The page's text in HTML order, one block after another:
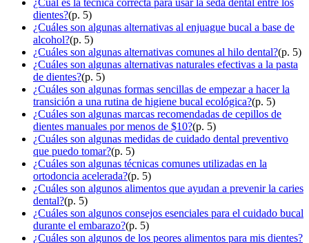
¿Cuál es la técnica correcta para usar la seda dental entre los
dientes?(p. 5)
¿Cuáles son algunas alternativas al enjuague bucal a base de
alcohol?(p. 5)
¿Cuáles son algunas alternativas comunes al hilo dental?(p. 5)
¿Cuáles son algunas alternativas naturales efectivas a la pasta
de dientes?(p. 5)
¿Cuáles son algunas formas sencillas de empezar a hacer la
transición a una rutina de higiene bucal ecológica?(p. 5)
¿Cuáles son algunas marcas recomendadas de cepillos de
dientes manuales por menos de $10?(p. 5)
¿Cuáles son algunas medidas de cuidado dental preventivo
que puedo tomar?(p. 5)
¿Cuáles son algunas técnicas comunes utilizadas en la
ortodoncia acelerada?(p. 5)
¿Cuáles son algunos alimentos que ayudan a prevenir la caries
dental?(p. 5)
¿Cuáles son algunos consejos esenciales para el cuidado bucal
durante el embarazo?(p. 5)
¿Cuáles son algunos de los peores alimentos para mis dientes?